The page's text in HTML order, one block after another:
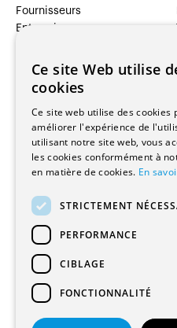
Fournisseurs
Entreprises
Architectes paysagistes
Architectes d'intérieur
Entreprises générales
Ingénieurs et mandataires
Fabricants / Fournisseurs
Régies immobilières
Gestion PPE
CGU et Politique de
Ce site Web utilise
cookies
Ce site web utilise des cookies
améliorer l'expérience de
utilisant notre site web, vous
les cookies conformément à
en matière de cookies. En
STRICTEMENT
PERFORMANCE
CIBLAGE
FONCTIONNALITÉ